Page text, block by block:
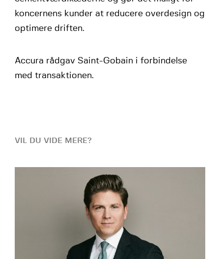
koncernens kunder at reducere overdesign og
optimere driften.
Accura rådgav Saint-Gobain i forbindelse
med transaktionen.
VIL DU VIDE MERE?